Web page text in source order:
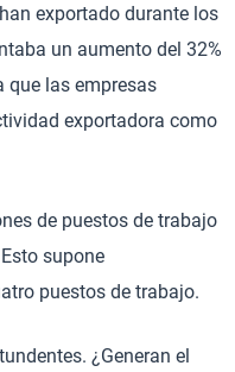
exportado durante los
un aumento del 32%
que las empresas
exportadora como
de puestos de trabajo
supone
puestos de trabajo.
¿Generan el